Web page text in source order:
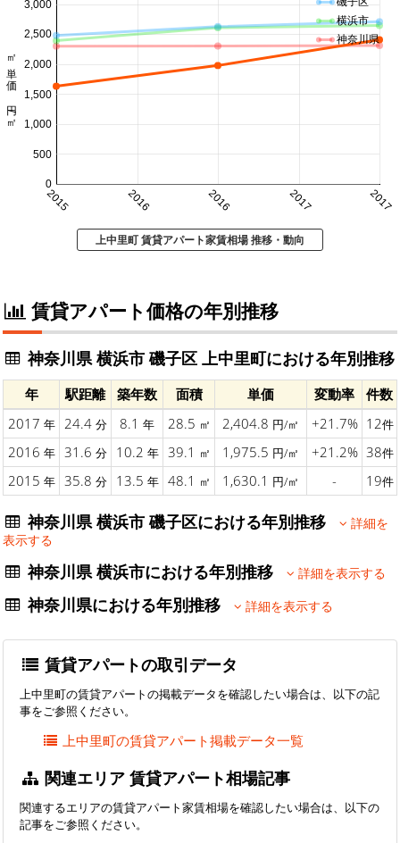
2015 2016 2016 2017 2017
0
500
1,000
1,500
2,000
2,500
3,000
㎡単価 円/㎡
横浜市
神奈川県
上中里町 賃貸アパート家賃相場 推移・動向
賃貸アパート価格の年別推移
神奈川県 横浜市 磯子区 上中里町における年別推移
年 駅距離 築年数 面積 単価 変動率
件数
2017 年 24.4 分 8.1 年 28.5 ㎡ 2,404.8 円/㎡ +21.7% 12件
2016 年 31.6 分 10.2 年 39.1 ㎡ 1,975.5 円/㎡ +21.2% 38件
2015 年 35.8 分 13.5 年 48.1 ㎡ 1,630.1 円/㎡ - 19件
神奈川県 横浜市 磯子区における年別推移
詳細を
表示する
神奈川県 横浜市における年別推移 詳細を表示する
神奈川県における年別推移 詳細を表示する
賃貸アパートの取引データ
上中里町の賃貸アパートの掲載データを確認したい場合は、以下の記
事をご参照ください。
上中里町の賃貸アパート掲載データ一覧
関連エリア 賃貸アパート相場記事
関連するエリアの賃貸アパート家賃相場を確認したい場合は、以下の
記事をご参照ください。